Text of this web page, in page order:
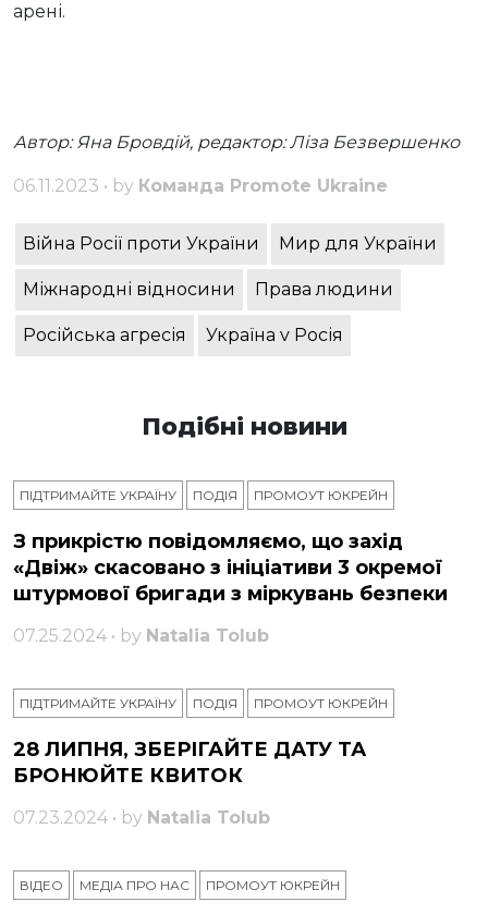
арені.
Автор: Яна Бровдій, редактор: Ліза Безвершенко
06.11.2023 • by Команда Promote Ukraine
Війна Росії проти України Мир для України
Міжнародні відносини Права людини
Російська агресія Україна v Росія
Подібні новини
ПІДТРИМАЙТЕ УКРАЇНУ ПОДІЯ ПРОМОУТ ЮКРЕЙН
З прикрістю повідомляємо, що захід
«Двіж» скасовано з ініціативи 3 окремої
штурмової бригади з міркувань безпеки
07.25.2024 • by Natalia Tolub
ПІДТРИМАЙТЕ УКРАЇНУ ПОДІЯ ПРОМОУТ ЮКРЕЙН
28 ЛИПНЯ, ЗБЕРІГАЙТЕ ДАТУ ТА
БРОНЮЙТЕ КВИТОК
07.23.2024 • by Natalia Tolub
ВІДЕО МЕДІА ПРО НАС ПРОМОУТ ЮКРЕЙН